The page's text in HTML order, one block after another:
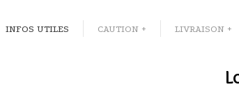
INFOS UTILES CAUTION + LIVRAISON +